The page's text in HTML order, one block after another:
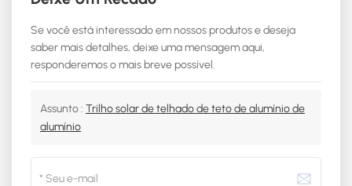
Se você está interessado em nossos produtos e deseja
saber mais detalhes, deixe uma mensagem aqui,
responderemos o mais breve possível.
Assunto : Trilho solar de telhado de teto de alumínio de
alumínio